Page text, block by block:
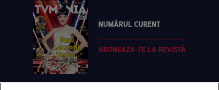
NUMĂRUL CURENT
ABONEAZA-TE LA REVISTĂ